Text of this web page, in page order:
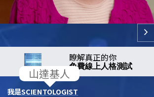
Video
瞭解真正的你
免費線上人格測試
我是SCIENTOLOGIST